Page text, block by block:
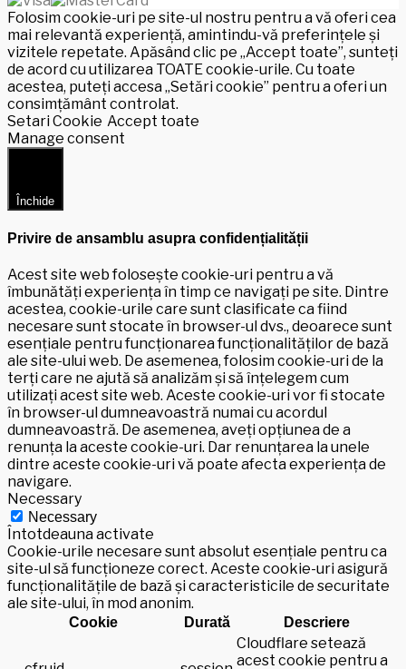
Folosim cookie-uri pe site-ul nostru pentru a vă oferi cea
mai relevantă experiență, amintindu-vă preferințele și
vizitele repetate. Apăsând clic pe „Accept toate”, sunteți
de acord cu utilizarea TOATE cookie-urile. Cu toate
acestea, puteți accesa „Setări cookie” pentru a oferi un
consimțământ controlat.
Setari Cookie Accept toate
Manage consent
Închide
Privire de ansamblu asupra confidențialității
Acest site web folosește cookie-uri pentru a vă
îmbunătăți experiența în timp ce navigați pe site. Dintre
acestea, cookie-urile care sunt clasificate ca fiind
necesare sunt stocate în browser-ul dvs., deoarece sunt
esențiale pentru funcționarea funcționalităților de bază
ale site-ului web. De asemenea, folosim cookie-uri de la
terți care ne ajută să analizăm și să înțelegem cum
utilizați acest site web. Aceste cookie-uri vor fi stocate
în browser-ul dumneavoastră numai cu acordul
dumneavoastră. De asemenea, aveți opțiunea de a
renunța la aceste cookie-uri. Dar renunțarea la unele
dintre aceste cookie-uri vă poate afecta experiența de
navigare.
Necessary
Necessary
Întotdeauna activate
Cookie-urile necesare sunt absolut esențiale pentru ca
site-ul să funcționeze corect. Aceste cookie-uri asigură
funcționalitățile de bază și caracteristicile de securitate
ale site-ului, în mod anonim.
Cookie Durată Descriere
Cloudflare setează
acest cookie pentru a